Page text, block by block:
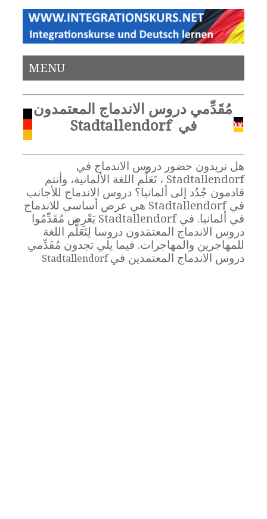
MENU
مُقَدِّمي دروس الاندماج المعتمدون
في Stadtallendorf
هل تريدون حضور دروس الاندماج في
Stadtallendorf ، تَعَلُّم اللغة الألمانية، وأنتم
قادمون جُدُد إلى ألمانيا؟ دروس الاندماج للأجانب
في Stadtallendorf هي عرض أساسي للاندماج
في ألمانيا. في Stadtallendorf يَعْرِض مُقَدِّمُوا
دروس الاندماج المعتمَدون دروسا لِتَعَلُّم اللغة
للمهاجرين والمهاجرات. فيما يلي تجدون مُقَدِّمي
دروس الاندماج المعتمدين في Stadtallendorf